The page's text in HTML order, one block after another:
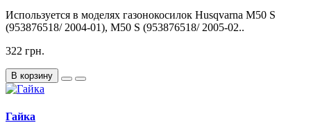
Используется в моделях газонокосилок Husqvarna M50 S
(953876518/ 2004-01), M50 S (953876518/ 2005-02..
322 грн.
В корзину
Гайка